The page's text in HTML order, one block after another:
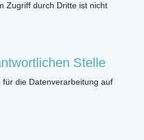
Zugriff durch Dritte ist nicht
Stelle
für die Datenverarbeitung auf